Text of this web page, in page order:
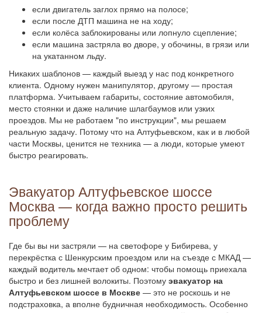
если двигатель заглох прямо на полосе;
если после ДТП машина не на ходу;
если колёса заблокированы или лопнуло сцепление;
если машина застряла во дворе, у обочины, в грязи или
на укатанном льду.
Никаких шаблонов — каждый выезд у нас под конкретного
клиента. Одному нужен манипулятор, другому — простая
платформа. Учитываем габариты, состояние автомобиля,
место стоянки и даже наличие шлагбаумов или узких
проездов. Мы не работаем "по инструкции", мы решаем
реальную задачу. Потому что на Алтуфьевском, как и в любой
части Москвы, ценится не техника — а люди, которые умеют
быстро реагировать.
Эвакуатор Алтуфьевское шоссе
Москва — когда важно просто решить
проблему
Где бы вы ни застряли — на светофоре у Бибирева, у
перекрёстка с Шенкурским проездом или на съезде с МКАД —
каждый водитель мечтает об одном: чтобы помощь приехала
быстро и без лишней волокиты. Поэтому эвакуатор на
Алтуфьевском шоссе в Москве — это не роскошь и не
подстраховка, а вполне будничная необходимость. Особенно